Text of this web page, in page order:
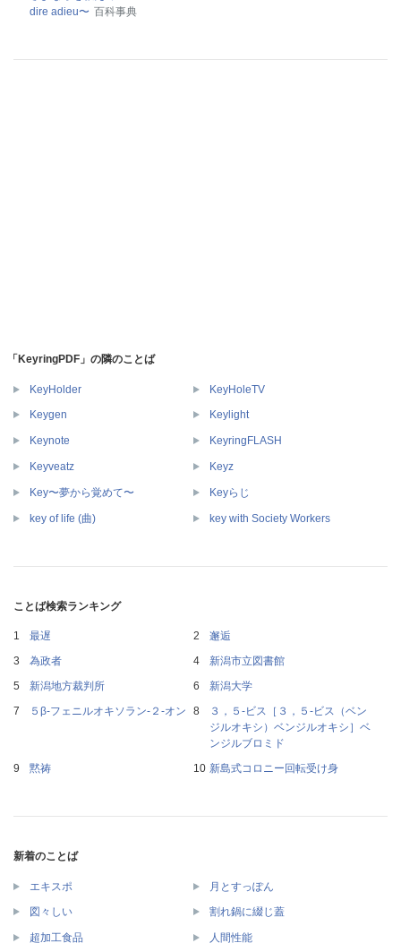
dire adieu〜 百科事典
「KeyringPDF」の隣のことば
KeyHolder KeyHoleTV
Keygen Keylight
Keynote KeyringFLASH
Keyveatz Keyz
Key〜夢から覚めて〜 Keyらじ
key of life (曲) key with Society Workers
ことば検索ランキング
最遅
邂逅
為政者
新潟市立図書館
新潟地方裁判所
新潟大学
５β‐フェニルオキソラン‐２‐オン
３，５‐ビス［３，５‐ビス（ベン
ジルオキシ）ベンジルオキシ］ベ
ンジルブロミド
黙祷
新島式コロニー回転受け身
新着のことば
エキスポ 月とすっぽん
図々しい 割れ鍋に綴じ蓋
超加工食品 人間性能